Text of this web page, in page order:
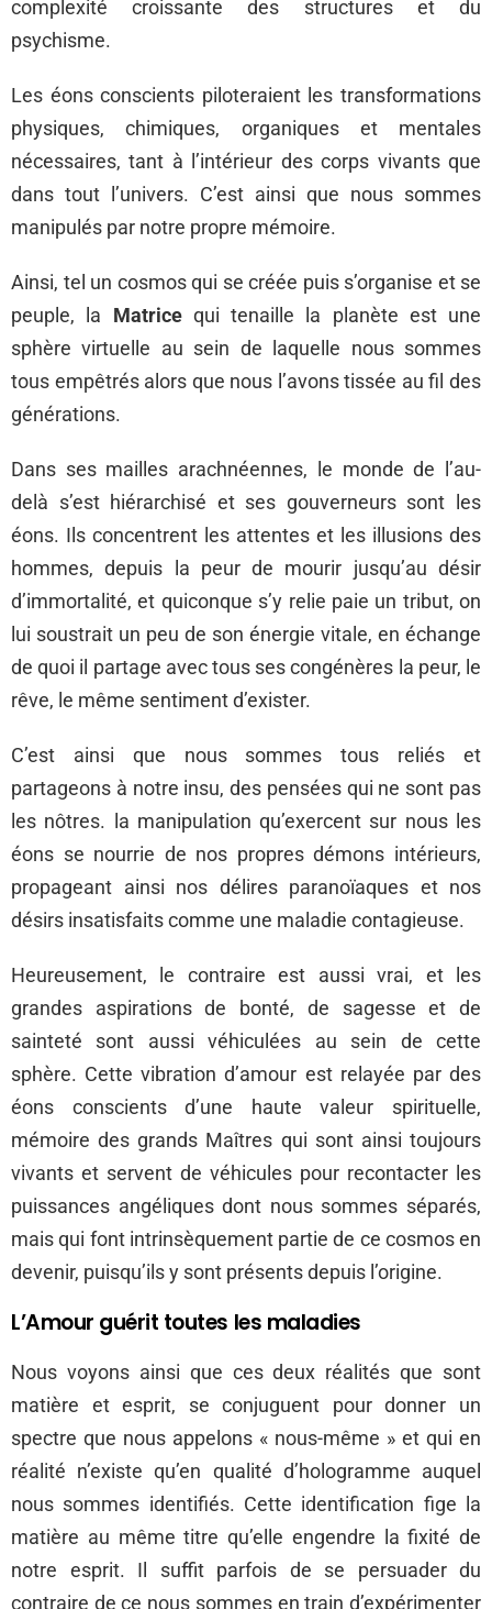
complexité croissante des structures et du
psychisme.
Les éons conscients piloteraient les transformations
physiques, chimiques, organiques et mentales
nécessaires, tant à l’intérieur des corps vivants que
dans tout l’univers. C’est ainsi que nous sommes
manipulés par notre propre mémoire.
Ainsi, tel un cosmos qui se créée puis s’organise et se
peuple, la Matricequi tenaille la planète est une
sphère virtuelle au sein de laquelle nous sommes
tous empêtrés alors que nous l’avons tissée au fil des
générations.
Dans ses mailles arachnéennes, le monde de l’au-
delà s’est hiérarchisé et ses gouverneurs sont les
éons. Ils concentrent les attentes et les illusions des
hommes, depuis la peur de mourir jusqu’au désir
d’immortalité, et quiconque s’y relie paie un tribut, on
lui soustrait un peu de son énergie vitale, en échange
de quoi il partage avec tous ses congénères la peur, le
rêve, le même sentiment d’exister.
C’est ainsi que nous sommes tous reliés et
partageons à notre insu, des pensées qui ne sont pas
les nôtres. la manipulation qu’exercent sur nous les
éons se nourrie de nos propres démons intérieurs,
propageant ainsi nos délires paranoïaques et nos
désirs insatisfaits comme une maladie contagieuse.
Heureusement, le contraire est aussi vrai, et les
grandes aspirations de bonté, de sagesse et de
sainteté sont aussi véhiculées au sein de cette
sphère. Cette vibration d’amour est relayée par des
éons conscients d’une haute valeur spirituelle,
mémoire des grands Maîtres qui sont ainsi toujours
vivants et servent de véhicules pour recontacter les
puissances angéliques dont nous sommes séparés,
mais qui font intrinsèquement partie de ce cosmos en
devenir, puisqu’ils y sont présents depuis l’origine.
L’Amour guérit toutes les maladies
Nous voyons ainsi que ces deux réalités que sont
matière et esprit, se conjuguent pour donner un
spectre que nous appelons « nous-même » et qui en
réalité n’existe qu’en qualité d’hologramme auquel
nous sommes identifiés. Cette identification fige la
matière au même titre qu’elle engendre la fixité de
notre esprit. Il suffit parfois de se persuader du
contraire de ce nous sommes en train d’expérimenter